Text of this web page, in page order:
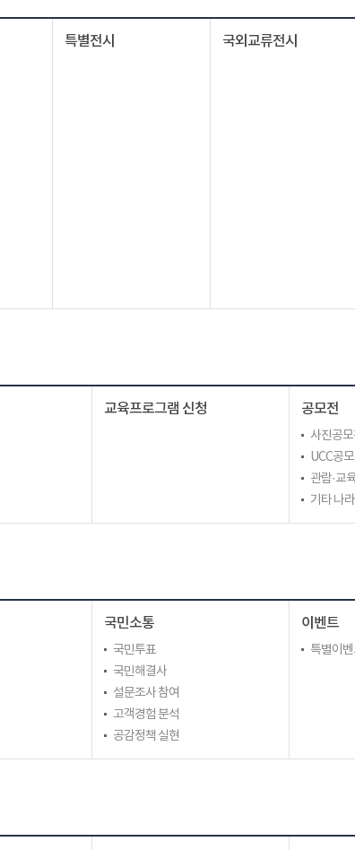
특별전시 국외교류전시
교육프로그램 신청 공모전
사진공모
UCC공
관람·교
기타 나
국민소통
국민투표
국민해결사
설문조사 참여
고객경험 분석
공감정책 실현
이벤트
특별이